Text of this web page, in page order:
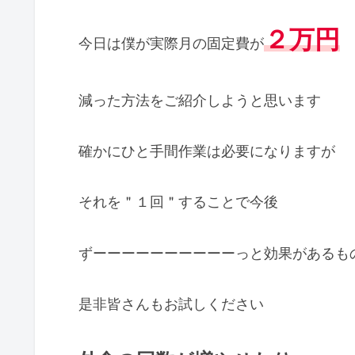
今日は僕が実際月の固定費が２万円
減った方法をご紹介しようと思います
確かにひと手間作業は必要になりますが
それを＂１回＂することで今後
ずーーーーーーーーーーっと効果があるも
是非皆さんもお試しください